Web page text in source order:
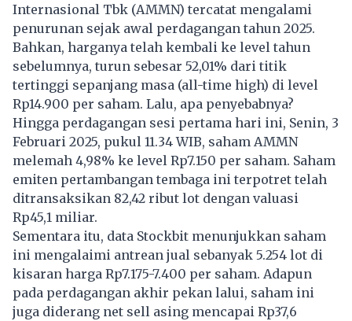
Internasional Tbk (AMMN) tercatat mengalami
penurunan sejak awal perdagangan tahun 2025.
Bahkan, harganya telah kembali ke level tahun
sebelumnya, turun sebesar 52,01% dari titik
tertinggi sepanjang masa (all-time high) di level
Rp14.900 per saham. Lalu, apa penyebabnya?
Hingga perdagangan sesi pertama hari ini, Senin, 3
Februari 2025, pukul 11.34 WIB, saham AMMN
melemah 4,98% ke level Rp7.150 per saham. Saham
emiten pertambangan tembaga ini terpotret telah
ditransaksikan 82,42 ribut lot dengan valuasi
Rp45,1 miliar.
Sementara itu, data Stockbit menunjukkan saham
ini mengalaimi antrean jual sebanyak 5.254 lot di
kisaran harga Rp7.175-7.400 per saham. Adapun
pada perdagangan akhir pekan lalui, saham ini
juga diderang net sell asing mencapai Rp37,6